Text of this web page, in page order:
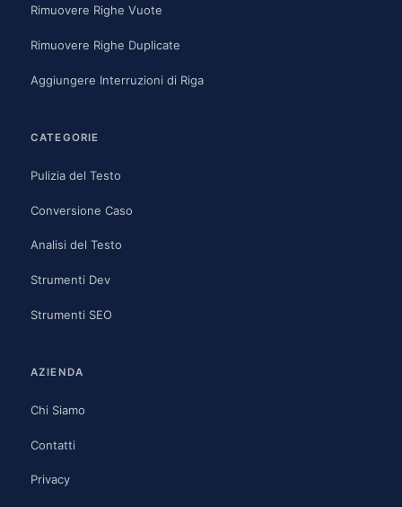
Rimuovere Righe Vuote
Rimuovere Righe Duplicate
Aggiungere Interruzioni di Riga
CATEGORIE
Pulizia del Testo
Conversione Caso
Analisi del Testo
Strumenti Dev
Strumenti SEO
AZIENDA
Chi Siamo
Contatti
Privacy